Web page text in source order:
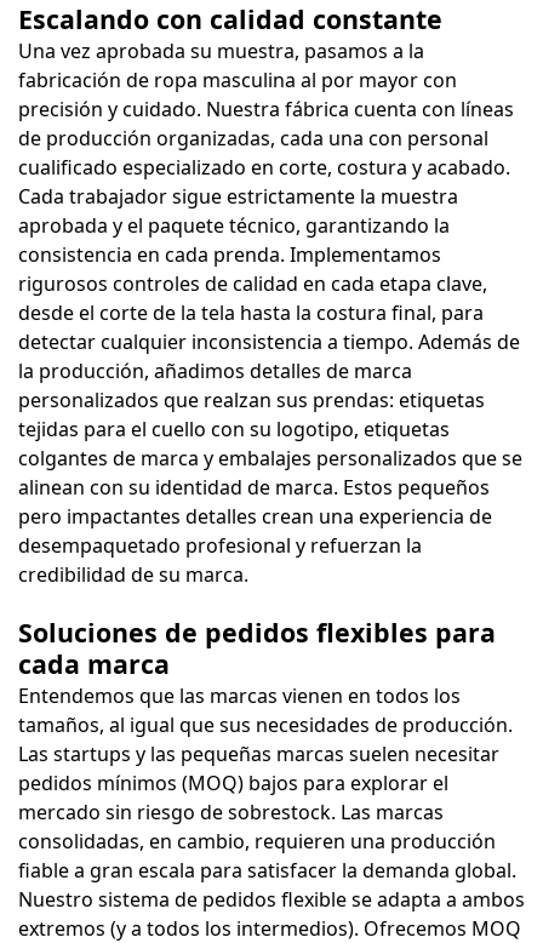
Escalando con calidad constante
Una vez aprobada su muestra, pasamos a la
fabricación de ropa masculina al por mayor con
precisión y cuidado. Nuestra fábrica cuenta con líneas
de producción organizadas, cada una con personal
cualificado especializado en corte, costura y acabado.
Cada trabajador sigue estrictamente la muestra
aprobada y el paquete técnico, garantizando la
consistencia en cada prenda. Implementamos
rigurosos controles de calidad en cada etapa clave,
desde el corte de la tela hasta la costura final, para
detectar cualquier inconsistencia a tiempo. Además de
la producción, añadimos detalles de marca
personalizados que realzan sus prendas: etiquetas
tejidas para el cuello con su logotipo, etiquetas
colgantes de marca y embalajes personalizados que se
alinean con su identidad de marca. Estos pequeños
pero impactantes detalles crean una experiencia de
desempaquetado profesional y refuerzan la
credibilidad de su marca.
Soluciones de pedidos flexibles para
cada marca
Entendemos que las marcas vienen en todos los
tamaños, al igual que sus necesidades de producción.
Las startups y las pequeñas marcas suelen necesitar
pedidos mínimos (MOQ) bajos para explorar el
mercado sin riesgo de sobrestock. Las marcas
consolidadas, en cambio, requieren una producción
fiable a gran escala para satisfacer la demanda global.
Nuestro sistema de pedidos flexible se adapta a ambos
extremos (y a todos los intermedios). Ofrecemos MOQ